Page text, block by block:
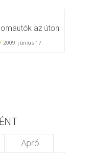
az úton
2009. június 17.
Apró